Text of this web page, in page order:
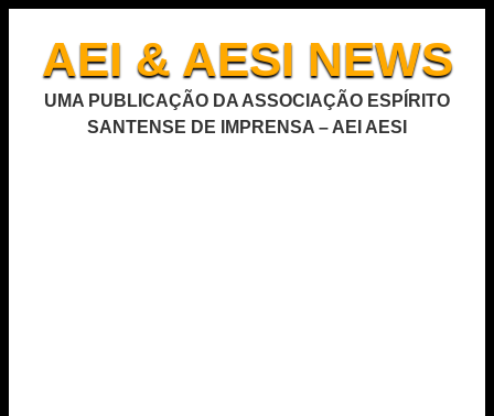
AEI & AESI NEWS
UMA PUBLICAÇÃO DA ASSOCIAÇÃO ESPÍRITO
SANTENSE DE IMPRENSA – AEI AESI